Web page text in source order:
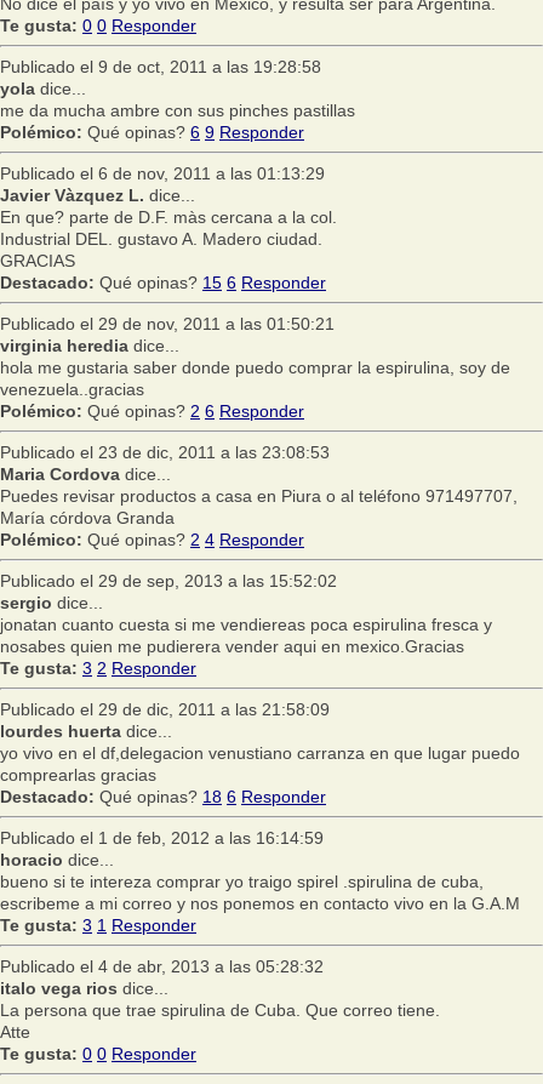
No dice el país y yo vivo en México, y resulta ser para Argentina.
Te gusta: 0 0 Responder
Publicado el 9 de oct, 2011 a las 19:28:58
yola dice...
me da mucha ambre con sus pinches pastillas
Polémico: Qué opinas? 6 9 Responder
Publicado el 6 de nov, 2011 a las 01:13:29
Javier Vàzquez L. dice...
En que? parte de D.F. màs cercana a la col.
Industrial DEL. gustavo A. Madero ciudad.
GRACIAS
Destacado: Qué opinas? 15 6 Responder
Publicado el 29 de nov, 2011 a las 01:50:21
virginia heredia dice...
hola me gustaria saber donde puedo comprar la espirulina, soy de
venezuela..gracias
Polémico: Qué opinas? 2 6 Responder
Publicado el 23 de dic, 2011 a las 23:08:53
Maria Cordova dice...
Puedes revisar productos a casa en Piura o al teléfono 971497707,
María córdova Granda
Polémico: Qué opinas? 2 4 Responder
Publicado el 29 de sep, 2013 a las 15:52:02
sergio dice...
jonatan cuanto cuesta si me vendiereas poca espirulina fresca y
nosabes quien me pudierera vender aqui en mexico.Gracias
Te gusta: 3 2 Responder
Publicado el 29 de dic, 2011 a las 21:58:09
lourdes huerta dice...
yo vivo en el df,delegacion venustiano carranza en que lugar puedo
comprearlas gracias
Destacado: Qué opinas? 18 6 Responder
Publicado el 1 de feb, 2012 a las 16:14:59
horacio dice...
bueno si te intereza comprar yo traigo spirel .spirulina de cuba,
escribeme a mi correo y nos ponemos en contacto vivo en la G.A.M
Te gusta: 3 1 Responder
Publicado el 4 de abr, 2013 a las 05:28:32
italo vega rios dice...
La persona que trae spirulina de Cuba. Que correo tiene.
Atte
Te gusta: 0 0 Responder